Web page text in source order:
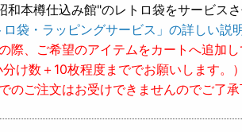
和本樽仕込み館"のレトロ袋をサービス
袋・ラッピングサービス」の詳しい説
際、ご希望のアイテムをカートへ追加し
分け数＋10枚程度まででお願いします。）
のご注文はお受けできませんのでご了承